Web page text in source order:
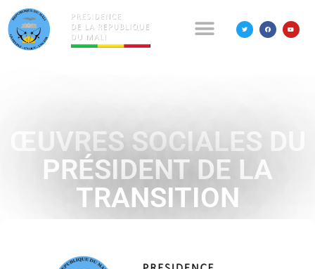
ŒUVRES SOCIALES DU
PRÉSIDENT DE LA
TRANSITION